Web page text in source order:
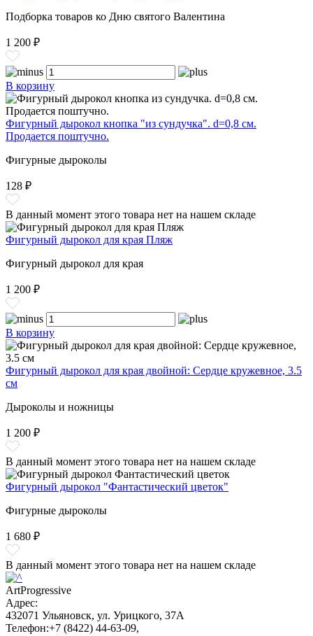
Подборка товаров ко Дню святого Валентина
1 200 ₽
В корзину
Фигурный дырокол кнопка "из сундучка". d=0,8 см.
Продается поштучно.
Фигурные дыроколы
128 ₽
В данный момент этого товара нет на нашем складе
Фигурный дырокол для края Пляж
Фигурный дырокол для края
1 200 ₽
В корзину
Фигурный дырокол для края двойной: Сердце кружевное, 3.5
см
Дыроколы и ножницы
1 200 ₽
В данный момент этого товара нет на нашем складе
Фигурный дырокол "Фантастический цветок"
Фигурные дыроколы
1 680 ₽
В данный момент этого товара нет на нашем складе
ArtProgressive
Адрес:
432071 Ульяновск, ул. Урицкого, 37А
Телефон:+7 (8422) 44-63-09,